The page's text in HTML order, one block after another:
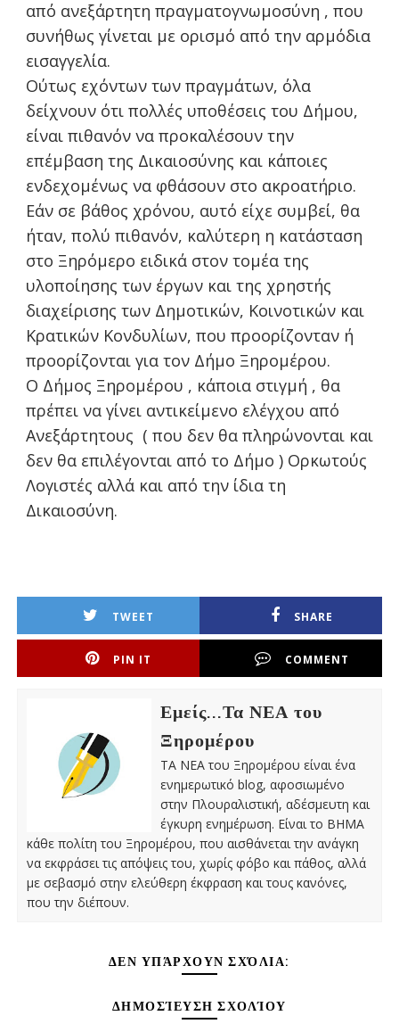
από ανεξάρτητη πραγματογνωμοσύνη , που
συνήθως γίνεται με ορισμό από την αρμόδια
εισαγγελία.
Ούτως εχόντων των πραγμάτων, όλα
δείχνουν ότι πολλές υποθέσεις του Δήμου,
είναι πιθανόν να προκαλέσουν την
επέμβαση της Δικαιοσύνης και κάποιες
ενδεχομένως να φθάσουν στο ακροατήριο.
Εάν σε βάθος χρόνου, αυτό είχε συμβεί, θα
ήταν, πολύ πιθανόν, καλύτερη η κατάσταση
στο Ξηρόμερο ειδικά στον τομέα της
υλοποίησης των έργων και της χρηστής
διαχείρισης των Δημοτικών, Κοινοτικών και
Κρατικών Κονδυλίων, που προορίζονταν ή
προορίζονται για τον Δήμο Ξηρομέρου.
Ο Δήμος Ξηρομέρου , κάποια στιγμή , θα
πρέπει να γίνει αντικείμενο ελέγχου από
Ανεξάρτητους ( που δεν θα πληρώνονται και
δεν θα επιλέγονται από το Δήμο ) Ορκωτούς
Λογιστές αλλά και από την ίδια τη
Δικαιοσύνη.
TWEET SHARE
PIN IT COMMENT
Εμείς...Τα ΝΕΑ του
Ξηρομέρου
ΤΑ ΝΕΑ του Ξηρομέρου είναι ένα
ενημερωτικό blog, αφοσιωμένο
στην Πλουραλιστική, αδέσμευτη και
έγκυρη ενημέρωση. Είναι το ΒΗΜΑ
κάθε πολίτη του Ξηρομέρου, που αισθάνεται την ανάγκη
να εκφράσει τις απόψεις του, χωρίς φόβο και πάθος, αλλά
με σεβασμό στην ελεύθερη έκφραση και τους κανόνες,
που την διέπουν.
ΔΕΝ ΥΠΆΡΧΟΥΝ ΣΧΌΛΙΑ:
ΔΗΜΟΣΊΕΥΣΗ ΣΧΟΛΊΟΥ